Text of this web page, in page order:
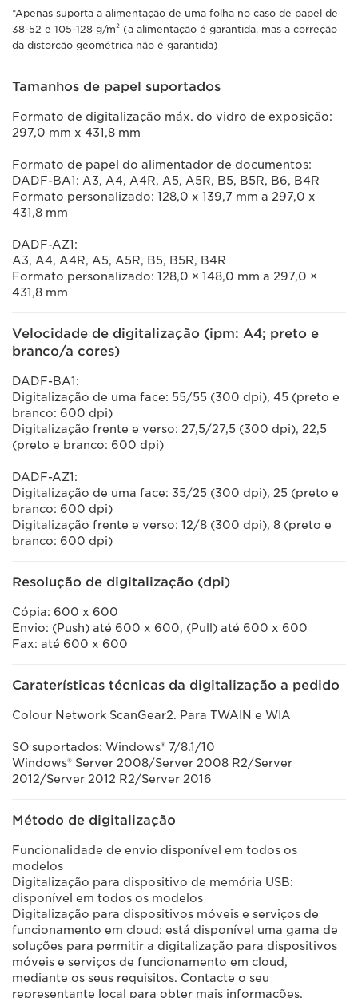
*Apenas suporta a alimentação de uma folha no caso de papel de
38-52 e 105-128 g/m² (a alimentação é garantida, mas a correção
da distorção geométrica não é garantida)
Tamanhos de papel suportados
Formato de digitalização máx. do vidro de exposição:
297,0 mm x 431,8 mm
Formato de papel do alimentador de documentos:
DADF-BA1: A3, A4, A4R, A5, A5R, B5, B5R, B6, B4R
Formato personalizado: 128,0 x 139,7 mm a 297,0 x
431,8 mm
DADF-AZ1:
A3, A4, A4R, A5, A5R, B5, B5R, B4R
Formato personalizado: 128,0 × 148,0 mm a 297,0 ×
431,8 mm
Velocidade de digitalização (ipm: A4; preto e
branco/a cores)
DADF-BA1:
Digitalização de uma face: 55/55 (300 dpi), 45 (preto e
branco: 600 dpi)
Digitalização frente e verso: 27,5/27,5 (300 dpi), 22,5
(preto e branco: 600 dpi)
DADF-AZ1:
Digitalização de uma face: 35/25 (300 dpi), 25 (preto e
branco: 600 dpi)
Digitalização frente e verso: 12/8 (300 dpi), 8 (preto e
branco: 600 dpi)
Resolução de digitalização (dpi)
Cópia: 600 x 600
Envio: (Push) até 600 x 600, (Pull) até 600 x 600
Fax: até 600 x 600
Caraterísticas técnicas da digitalização a pedido
Colour Network ScanGear2. Para TWAIN e WIA
SO suportados: Windows® 7/8.1/10
Windows® Server 2008/Server 2008 R2/Server
2012/Server 2012 R2/Server 2016
Método de digitalização
Funcionalidade de envio disponível em todos os
modelos
Digitalização para dispositivo de memória USB:
disponível em todos os modelos
Digitalização para dispositivos móveis e serviços de
funcionamento em cloud: está disponível uma gama de
soluções para permitir a digitalização para dispositivos
móveis e serviços de funcionamento em cloud,
mediante os seus requisitos. Contacte o seu
representante local para obter mais informações.